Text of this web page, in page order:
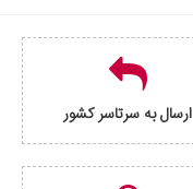
ارسال به سرتاسر کشور